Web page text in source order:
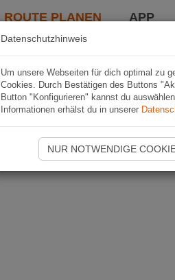
ROUTE PLANEN APP
Datenschutzhinweis
Um unsere Webseiten für dich optimal zu
Cookies. Durch Bestätigen des Buttons
Button "Konfigurieren" kannst du
Informationen erhälst du in unserer
NUR NOTWENDIGE